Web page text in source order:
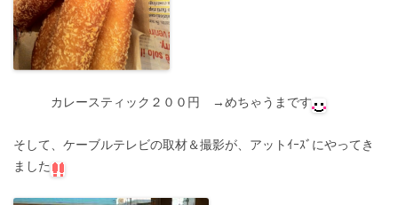
カレースティック２００円 →めちゃうまです
そして、ケーブルテレビの取材＆撮影が、アットｲｰｽﾞにやってき
ました